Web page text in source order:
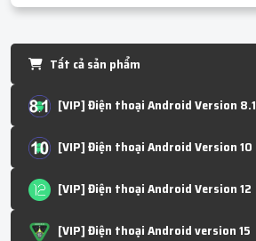
Tất cả sản phẩm
[VIP] Điện thoại Android Version 8.1
[VIP] Điện thoại Android Version 10
[VIP] Điện thoại Android Version 12
[VIP] Điện thoại Android version 15